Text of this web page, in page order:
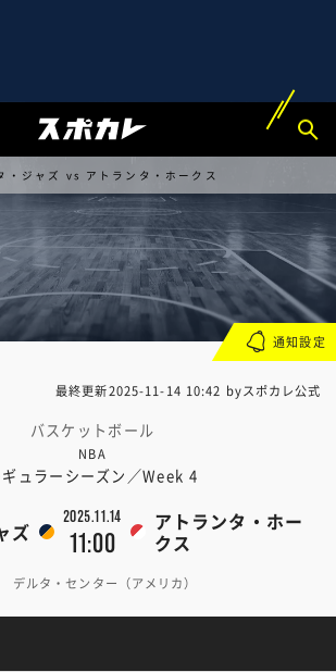
・ジャズ vs アトランタ・ホークス
最終更新2025-11-14 10:42 byスポカレ公式
バスケットボール
NBA
ギュラーシーズン／Week 4
ズ
2025.11.14
11:00
アトランタ・ホー
クス
デルタ・センター（アメリカ）
通知設定